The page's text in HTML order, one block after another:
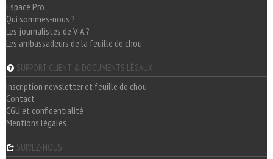
Espace Pro
Qui sommes-nous ?
Les journalistes de V-A ?
Les ambassadeurs de la feuille de chou
SUPPORT CLIENT & DOCUMENTS LÉGAUX
Inscription newsletter et feuille de chou
Contact
CGU et confidentialité
Mentions légales
SUIVEZ-NOUS